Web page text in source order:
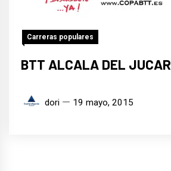
Carreras populares
BTT ALCALA DEL JUCAR
dori 19 mayo, 2015